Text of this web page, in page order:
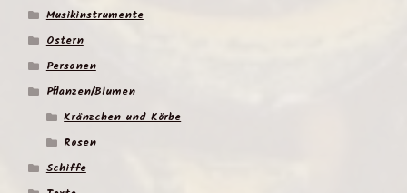
Musikinstrumente
Ostern
Personen
Pflanzen/Blumen
Kränzchen und Körbe
Rosen
Schiffe